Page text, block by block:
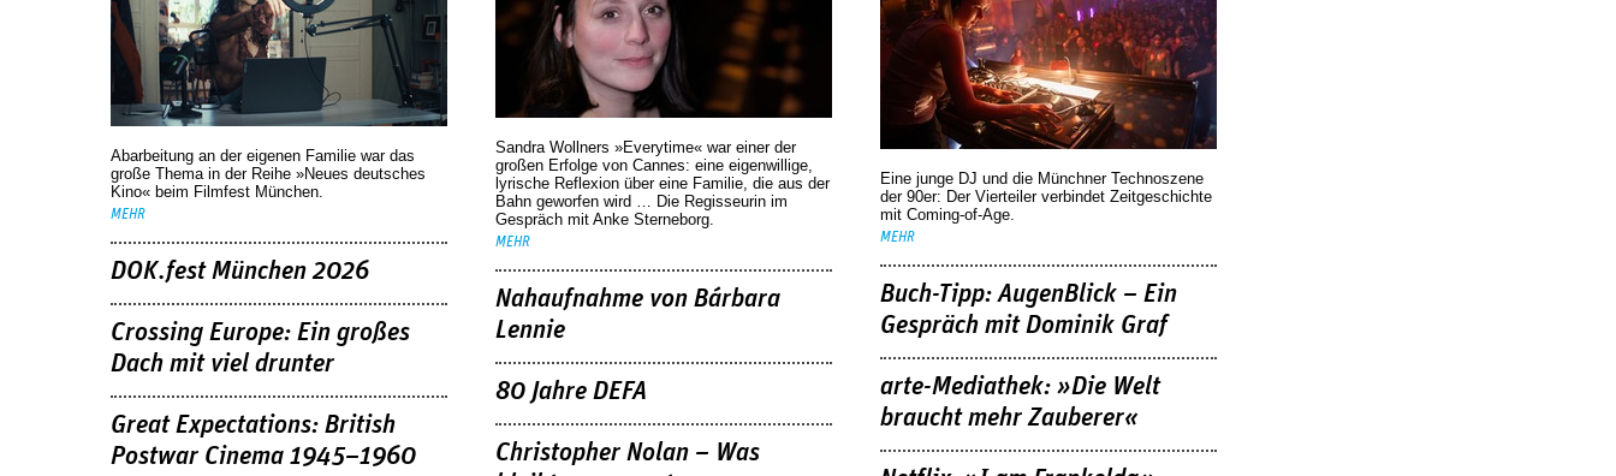
Abarbeitung an der eigenen Familie war das
große Thema in der Reihe »Neues deutsches
Kino« beim Filmfest München.
MEHR
DOK.fest München 2026
Crossing Europe: Ein großes
Dach mit viel drunter
Great Expectations: British
Postwar Cinema 1945–1960
Sandra Wollners »Everytime« war einer der
großen Erfolge von Cannes: eine eigenwillige,
lyrische Reflexion über eine ­Familie, die aus der
Bahn geworfen wird … Die Regisseurin im
Gespräch mit Anke Sterneborg.
MEHR
Nahaufnahme von Bárbara
Lennie
80 Jahre DEFA
Christopher Nolan – Was
Eine junge DJ und die Münchner Technoszene
der 90er: Der Vierteiler verbindet Zeitgeschichte
mit Coming-of-Age.
MEHR
Buch-Tipp: AugenBlick – Ein
Gespräch mit Dominik Graf
arte-Mediathek: »Die Welt
braucht mehr Zauberer«